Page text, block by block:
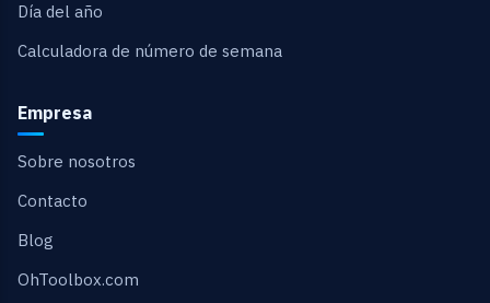
Día del año
Calculadora de número de semana
Empresa
Sobre nosotros
Contacto
Blog
OhToolbox.com